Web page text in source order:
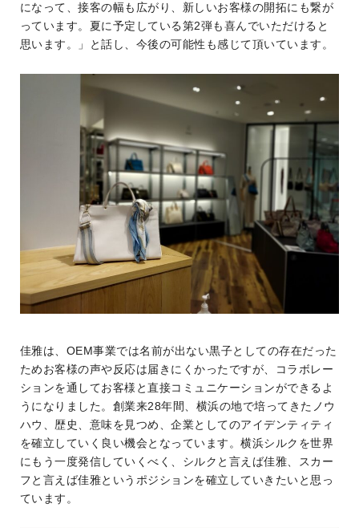
になって、接客の幅も広がり、新しいお客様の開拓にも繋が
っています。夏に予定している第2弾も喜んでいただけると
思います。」と話し、今後の可能性も感じて頂いています。
佳雅は、OEM事業では名前が出ない黒子としての存在だった
ためお客様の声や反応は届きにくかったですが、コラボレー
ションを通してお客様と直接コミュニケーションができるよ
うになりました。創業来28年間、横浜の地で培ってきたノウ
ハウ、歴史、意味を見つめ、企業としてのアイデンティティ
を確立していく良い機会となっています。横浜シルクを世界
にもう一度発信していくべく、シルクと言えば佳雅、スカー
フと言えば佳雅というポジションを確立していきたいと思っ
ています。